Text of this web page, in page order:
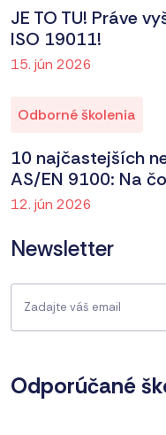
JE TO TU! Práve
ISO 19011!
15. jún 2026
Odborné školenia
10 najčastejších
AS/EN 9100: Na
12. jún 2026
Newsletter
Odporúčané